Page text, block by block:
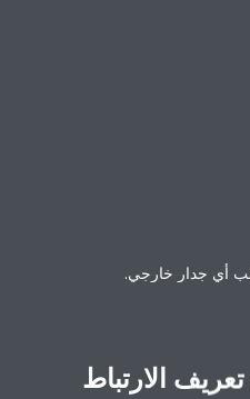
أي جدار خارجي.
الارتباط